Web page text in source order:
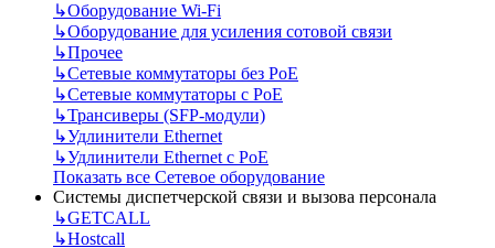
↳Оборудование Wi-Fi
↳Оборудование для усиления сотовой связи
↳Прочее
↳Сетевые коммутаторы без РоЕ
↳Сетевые коммутаторы с РоЕ
↳Трансиверы (SFP-модули)
↳Удлинители Ethernet
↳Удлинители Ethernet с PoE
Показать все Сетевое оборудование
Системы диспетчерской связи и вызова персонала
↳GETCALL
↳Hostcall